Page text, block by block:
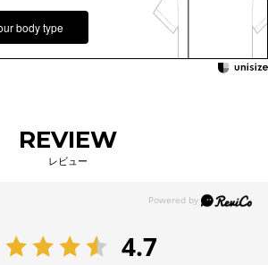
body type
REVIEW
レビュー
4.7